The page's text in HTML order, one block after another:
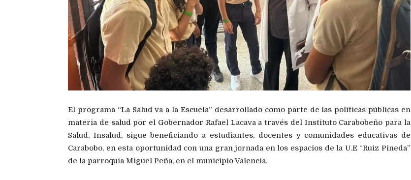
El programa “La Salud va a la Escuela” desarrollado como parte de las políticas públicas en
materia de salud por el Gobernador Rafael Lacava a través del Instituto Carabobeño para la
Salud, Insalud, sigue beneficiando a estudiantes, docentes y comunidades educativas de
Carabobo, en esta oportunidad con una gran jornada en los espacios de la U.E “Ruiz Pineda”
de la parroquia Miguel Peña, en el municipio Valencia.